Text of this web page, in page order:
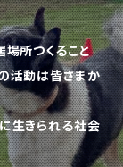
所つくること
活動は皆さまか
生きられる社会